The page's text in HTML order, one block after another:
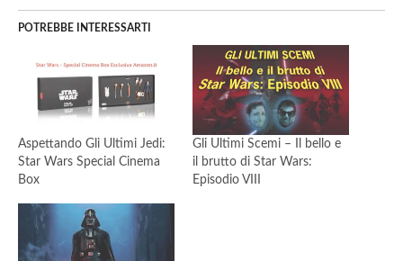
POTREBBE INTERESSARTI
Aspettando Gli Ultimi Jedi:
Star Wars Special Cinema
Box
Gli Ultimi Scemi – Il bello e
il brutto di Star Wars:
Episodio VIII